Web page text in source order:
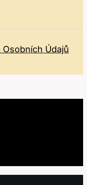
Osobních Údajů